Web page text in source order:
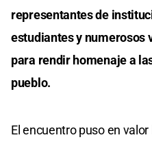
representantes de
estudiantes y numerosos
para rendir homenaje a
pueblo.
El encuentro puso en